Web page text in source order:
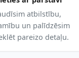
atbilstību,
un palīdzēsim
pareizo detaļu.